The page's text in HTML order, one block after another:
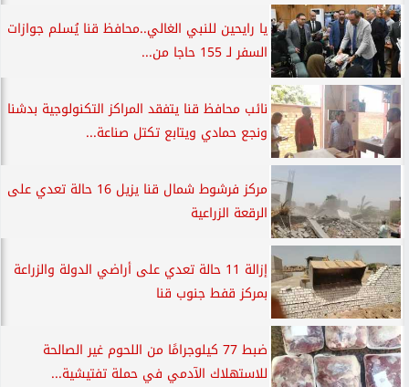
يا رايحين للنبي الغالي..محافظ قنا يُسلم جوازات
السفر لـ 155 حاجا من...
نائب محافظ قنا يتفقد المراكز التكنولوجية بدشنا
ونجع حمادي ويتابع تكتل صناعة...
مركز فرشوط شمال قنا يزيل 16 حالة تعدي على
الرقعة الزراعية
إزالة 11 حالة تعدي على أراضي الدولة والزراعة
بمركز قفط جنوب قنا
ضبط 77 كيلوجرامًا من اللحوم غير الصالحة
للاستهلاك الآدمي في حملة تفتيشية...